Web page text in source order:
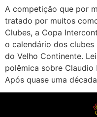
A competição que por
tratado por muitos
Clubes, a Copa
o calendário dos
do Velho Continente.
polêmica sobre
Após quase uma